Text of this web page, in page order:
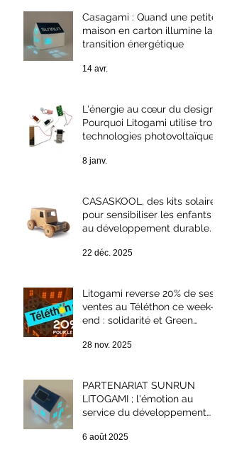
Casagami : Quand une petite
maison en carton illumine la
transition énergétique
14 avr.
L'énergie au cœur du design :
Pourquoi Litogami utilise trois
technologies photovoltaïques
8 janv.
CASASKOOL, des kits solaires
pour sensibiliser les enfants
au développement durable.
22 déc. 2025
Litogami reverse 20% de ses
ventes au Téléthon ce week-
end : solidarité et Green
28 nov. 2025
PARTENARIAT SUNRUN
LITOGAMI ; l'émotion au
service du développement
6 août 2025